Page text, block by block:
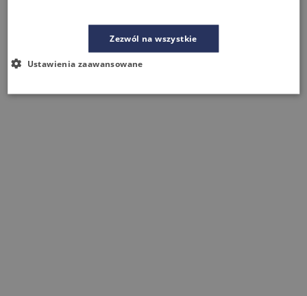
Zezwól na wszystkie
Ustawienia zaawansowane